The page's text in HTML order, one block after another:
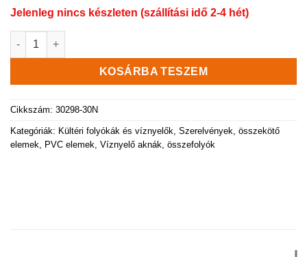
Jelenleg nincs készleten (szállítási idő 2-4 hét)
Kompozit aknafedél Ø750 mm, fekete mennyiség
KOSÁRBA TESZEM
Cikkszám: 30298-30N
Kategóriák: Kültéri folyókák és víznyelők Szerelvények, összekötő
elemek, PVC elemek Víznyelő aknák, összefolyók